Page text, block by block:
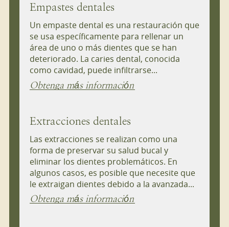
Empastes dentales
Un empaste dental es una restauración que
se usa específicamente para rellenar un
área de uno o más dientes que se han
deteriorado. La caries dental, conocida
como cavidad, puede infiltrarse...
Obtenga más información
Extracciones dentales
Las extracciones se realizan como una
forma de preservar su salud bucal y
eliminar los dientes problemáticos. En
algunos casos, es posible que necesite que
le extraigan dientes debido a la avanzada...
Obtenga más información